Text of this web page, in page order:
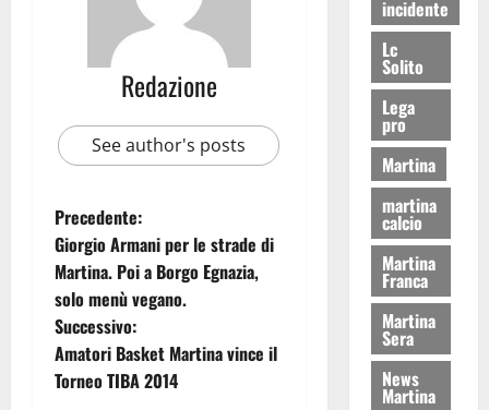
Redazione
See author's posts
Precedente:
Giorgio Armani per le strade di
Martina. Poi a Borgo Egnazia,
solo menù vegano.
Successivo:
Amatori Basket Martina vince il
Torneo TIBA 2014
incidente
Lc
Solito
Lega
pro
Martina
martina
calcio
Martina
Franca
Martina
Sera
News
Martina